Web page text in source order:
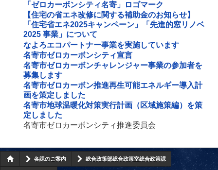
「ゼロカーボンシティ名寄」ロゴマーク
【住宅の省エネ改修に関する補助金のお知らせ】
「住宅省エネ2025キャンペーン」「先進的窓リノベ
2025 事業」について
なよろエコパートナー事業を実施しています
名寄市ゼロカーボンシティ宣言
名寄市ゼロカーボンチャレンジャー事業の参加者を
募集します
名寄市ゼロカーボン推進再生可能エネルギー導入計
画を策定しました
名寄市地球温暖化対策実行計画（区域施策編）を策
定しました
名寄市ゼロカーボンシティ推進委員会
各課のご案内 総合政策部総合政策室総合政策課